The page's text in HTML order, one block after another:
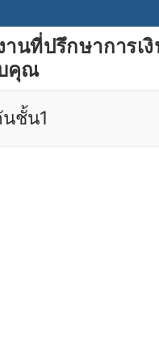
านที่ปรึกษาการเ
คุณ
ชั้น1